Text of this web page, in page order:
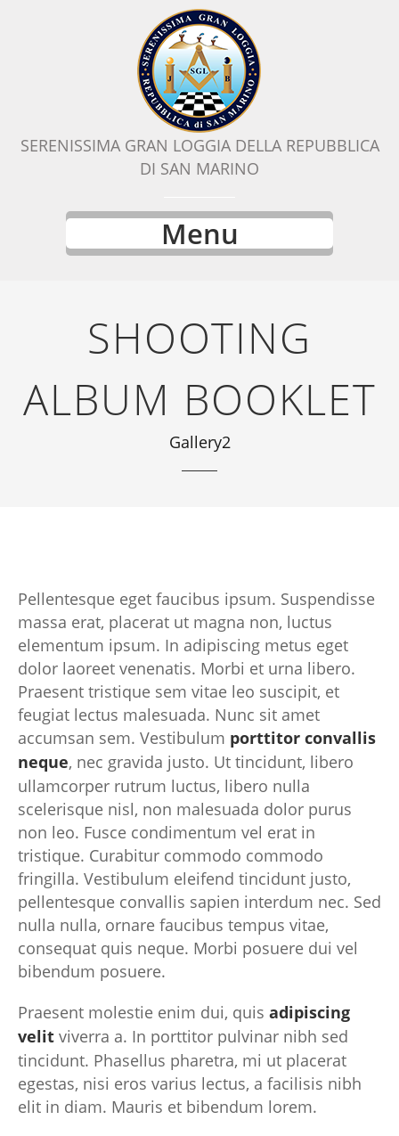
SERENISSIMA GRAN LOGGIA DELLA REPUBBLICA
DI SAN MARINO
Menu
SHOOTING
ALBUM BOOKLET
Gallery2
Pellentesque eget faucibus ipsum. Suspendisse
massa erat, placerat ut magna non, luctus
elementum ipsum. In adipiscing metus eget
dolor laoreet venenatis. Morbi et urna libero.
Praesent tristique sem vitae leo suscipit, et
feugiat lectus malesuada. Nunc sit amet
accumsan sem. Vestibulum porttitor convallis
neque, nec gravida justo. Ut tincidunt, libero
ullamcorper rutrum luctus, libero nulla
scelerisque nisl, non malesuada dolor purus
non leo. Fusce condimentum vel erat in
tristique. Curabitur commodo commodo
fringilla. Vestibulum eleifend tincidunt justo,
pellentesque convallis sapien interdum nec. Sed
nulla nulla, ornare faucibus tempus vitae,
consequat quis neque. Morbi posuere dui vel
bibendum posuere.
Praesent molestie enim dui, quis adipiscing
velit viverra a. In porttitor pulvinar nibh sed
tincidunt. Phasellus pharetra, mi ut placerat
egestas, nisi eros varius lectus, a facilisis nibh
elit in diam. Mauris et bibendum lorem.